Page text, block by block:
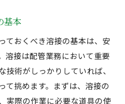
基本
ておくべき溶接の基本は、安
溶接は配管業務において重要
技術がしっかりしていれば、
て挑めます。まずは、溶接の
実際の作業に必要な道具の使